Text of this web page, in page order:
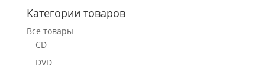
Категории товаров
Все товары
CD
DVD